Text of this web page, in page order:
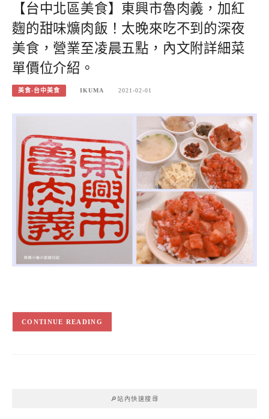
【台中北區美食】東興市魯肉義，加紅
麴的甜味爌肉飯！太晚來吃不到的深夜
美食，營業至凌晨五點，內文附詳細菜
單價位介紹。
美食-台中美食 IKUMA 2021-02-01
CONTINUE READING
🔎站內快速搜尋